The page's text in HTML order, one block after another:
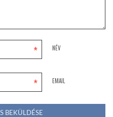
NÉV
*
EMAIL
*